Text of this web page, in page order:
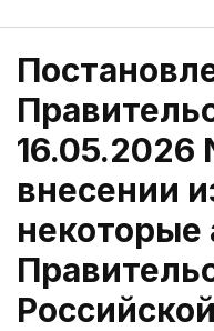
16.05.2026
внесении
некоторые